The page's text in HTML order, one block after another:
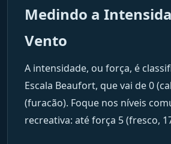
Medindo a
Vento
A intensidade, ou força, é
Escala Beaufort, que vai de 0
(furacão). Foque nos níveis
recreativa: até força 5 (fresco,